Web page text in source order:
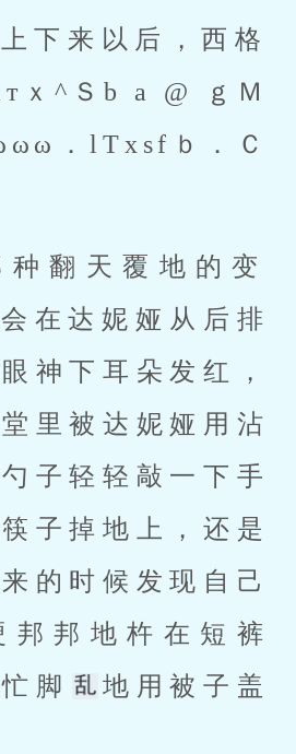
ｘ^Ｓb a @ ｇＭ
．lTxsfｂ．Ｃ
在达妮娅从后排
神下耳朵发红，
里被达妮娅用沾
子轻轻敲一下手
子掉地上，还是
的时候发现自己
邦邦地杵在短裤
脚
地用被子盖